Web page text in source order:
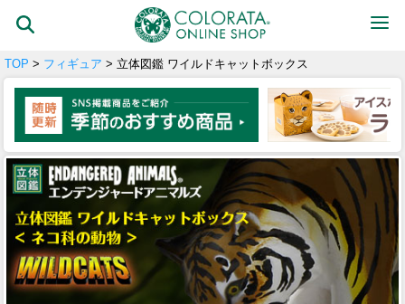
TOP > フィギュア > 立体図鑑 ワイルドキャットボックス